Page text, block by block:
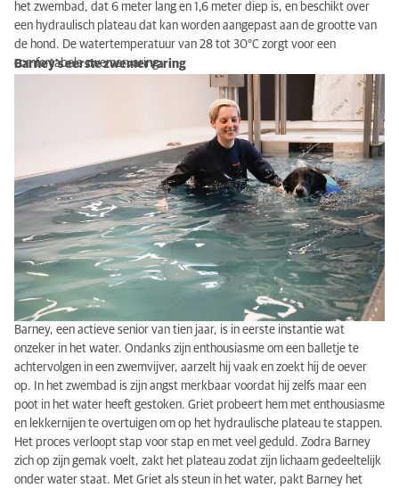
het zwembad, dat 6 meter lang en 1,6 meter diep is, en beschikt over
een hydraulisch plateau dat kan worden aangepast aan de grootte van
de hond. De watertemperatuur van 28 tot 30°C zorgt voor een
comfortabele zwemervaring.
Barney's eerste zwemervaring
Barney, een actieve senior van tien jaar, is in eerste instantie wat
onzeker in het water. Ondanks zijn enthousiasme om een balletje te
achtervolgen in een zwemvijver, aarzelt hij vaak en zoekt hij de oever
op. In het zwembad is zijn angst merkbaar voordat hij zelfs maar een
poot in het water heeft gestoken. Griet probeert hem met enthousiasme
en lekkernijen te overtuigen om op het hydraulische plateau te stappen.
Het proces verloopt stap voor stap en met veel geduld. Zodra Barney
zich op zijn gemak voelt, zakt het plateau zodat zijn lichaam gedeeltelijk
onder water staat. Met Griet als steun in het water, pakt Barney het